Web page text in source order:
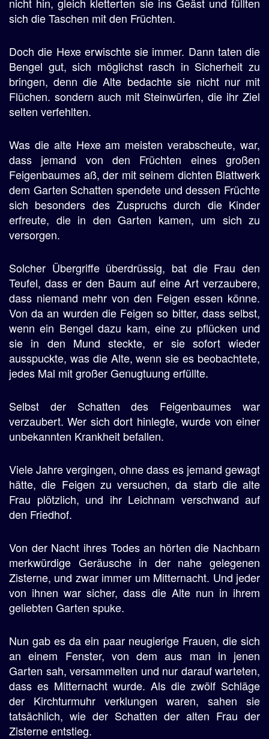
sich die Taschen mit den Früchten.
Doch die Hexe erwischte sie immer. Dann taten die
Bengel gut, sich möglichst rasch in Sicherheit zu
bringen, denn die Alte bedachte sie nicht nur mit
Flüchen. sondern auch mit Steinwürfen, die ihr Ziel
selten verfehlten.
Was die alte Hexe am meisten verabscheute, war,
dass jemand von den Früchten eines großen
Feigenbaumes aß, der mit seinem dichten Blattwerk
dem Garten Schatten spendete und dessen Früchte
sich besonders des Zuspruchs durch die Kinder
erfreute, die in den Garten kamen, um sich zu
versorgen.
Solcher Übergriffe überdrüssig, bat die Frau den
Teufel, dass er den Baum auf eine Art verzaubere,
dass niemand mehr von den Feigen essen könne.
Von da an wurden die Feigen so bitter, dass selbst,
wenn ein Bengel dazu kam, eine zu pflücken und
sie in den Mund steckte, er sie sofort wieder
ausspuckte, was die Alte, wenn sie es beobachtete,
jedes Mal mit großer Genugtuung erfüllte.
Selbst der Schatten des Feigenbaumes war
verzaubert. Wer sich dort hinlegte, wurde von einer
unbekannten Krankheit befallen.
Viele Jahre vergingen, ohne dass es jemand gewagt
hätte, die Feigen zu versuchen, da starb die alte
Frau plötzlich, und ihr Leichnam verschwand auf
den Friedhof.
Von der Nacht ihres Todes an hörten die Nachbarn
merkwürdige Geräusche in der nahe gelegenen
Zisterne, und zwar immer um Mitternacht. Und jeder
von ihnen war sicher, dass die Alte nun in ihrem
geliebten Garten spuke.
Nun gab es da ein paar neugierige Frauen, die sich
an einem Fenster, von dem aus man in jenen
Garten sah, versammelten und nur darauf warteten,
dass es Mitternacht wurde. Als die zwölf Schläge
der Kirchturmuhr verklungen waren, sahen sie
tatsächlich, wie der Schatten der alten Frau der
Zisterne entstieg.